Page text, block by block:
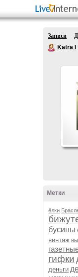
Записи
Katra I
Метки
ёлки
бусины
винтаж
гифки
деньги